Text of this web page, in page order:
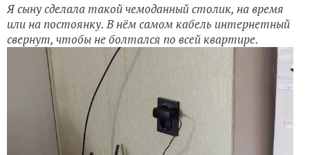
Я сыну сделала такой чемоданный столик, на время
или на постоянку. В нём самом кабель интернетный
свернут, чтобы не болтался по всей квартире.